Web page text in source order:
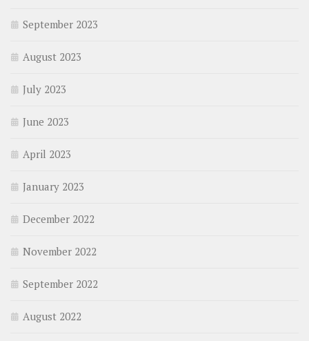
September 2023
August 2023
July 2023
June 2023
April 2023
January 2023
December 2022
November 2022
September 2022
August 2022